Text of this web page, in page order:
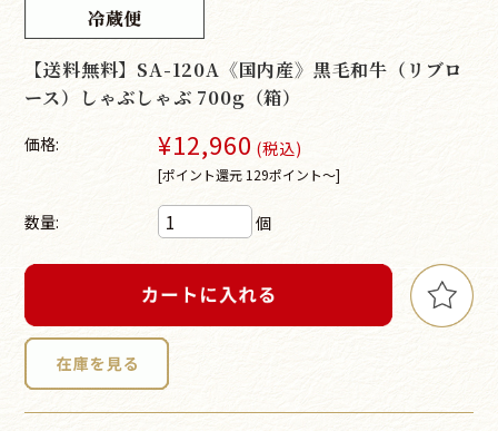
【送料無料】SA-120A《国内産》黒毛和牛（リブロ
ース）しゃぶしゃぶ 700g（箱）
価格: ¥12,960 (税込)
[ポイント還元 129ポイント～]
数量: 個